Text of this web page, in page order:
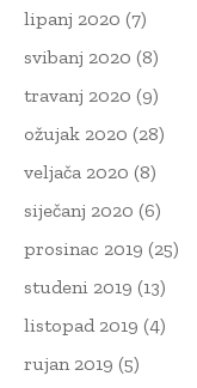
lipanj 2020 (7)
svibanj 2020 (8)
travanj 2020 (9)
ožujak 2020 (28)
veljača 2020 (8)
siječanj 2020 (6)
prosinac 2019 (25)
studeni 2019 (13)
listopad 2019 (4)
rujan 2019 (5)